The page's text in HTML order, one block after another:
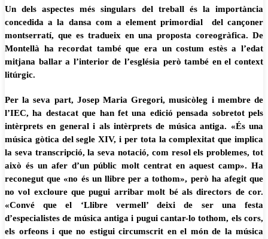
Un dels aspectes més singulars del treball és la importància
concedida a la dansa com a element primordial del cançoner
montserratí, que es tradueix en una proposta coreogràfica. De
Montellà ha recordat també que era un costum estès a l’edat
mitjana ballar a l’interior de l’església però també en el context
litúrgic.
Per la seva part, Josep Maria Gregori, musicòleg i membre de
l’IEC, ha destacat que han fet una edició pensada sobretot pels
intèrprets en general i als intèrprets de música antiga. «És una
música gòtica del segle XIV, i per tota la complexitat que implica
la seva transcripció, la seva notació, com resol els problemes, tot
això és un afer d’un públic molt centrat en aquest camp». Ha
reconegut que «no és un llibre per a tothom», però ha afegit que
no vol excloure que pugui arribar molt bé als directors de cor.
«Convé que el ‘Llibre vermell’ deixi de ser una festa
d’especialistes de música antiga i pugui cantar-lo tothom, els cors,
els orfeons i que no estigui circumscrit en el món de la música